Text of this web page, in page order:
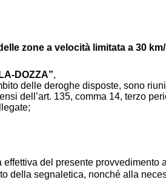
zone a velocità limitata a 30
DOZZA”,
delle deroghe disposte, sono
dell’art. 135, comma 14, terzo
effettiva del presente
della segnaletica, nonché alla